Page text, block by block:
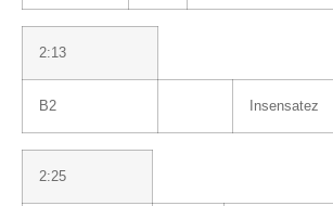
2:13
B2 Insensatez
2:25